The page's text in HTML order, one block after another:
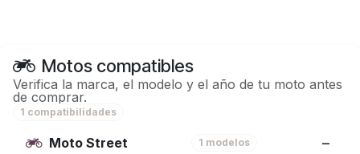
Motos compatibles
Verifica la marca, el modelo y el año de tu moto antes
de comprar.
1 compatibilidades
Moto Street 1 modelos